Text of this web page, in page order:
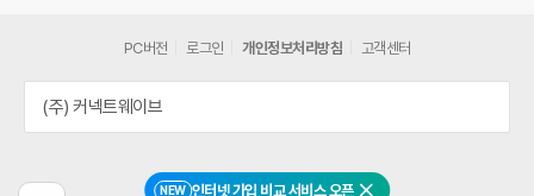
NEW 인터넷 가입 비교 서비스 오픈
PC버전 로그인 개인정보처리방침 고객센터
(주) 커넥트웨이브